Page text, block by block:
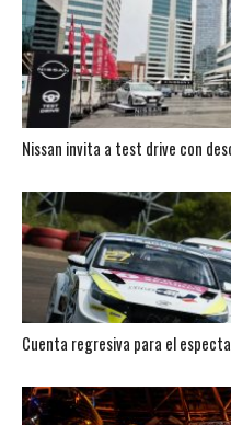
Nissan invita a test drive con
Cuenta regresiva para el